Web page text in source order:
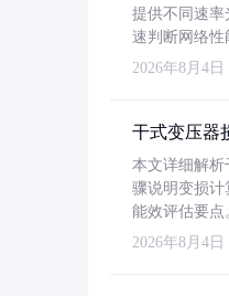
提供不同速
速判断网络性
2026年8月4日
干式变压器
本文详细解析
骤说明变损计
能效评估要点
2026年8月4日